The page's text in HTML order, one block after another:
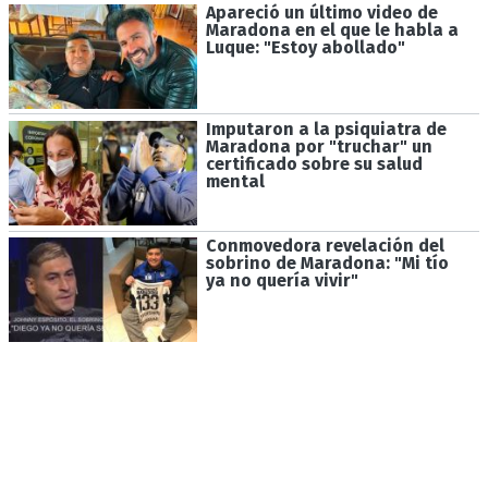
Apareció un último video de
Maradona en el que le habla a
Luque: "Estoy abollado"
Imputaron a la psiquiatra de
Maradona por "truchar" un
certificado sobre su salud
mental
Conmovedora revelación del
sobrino de Maradona: "Mi tío
ya no quería vivir"